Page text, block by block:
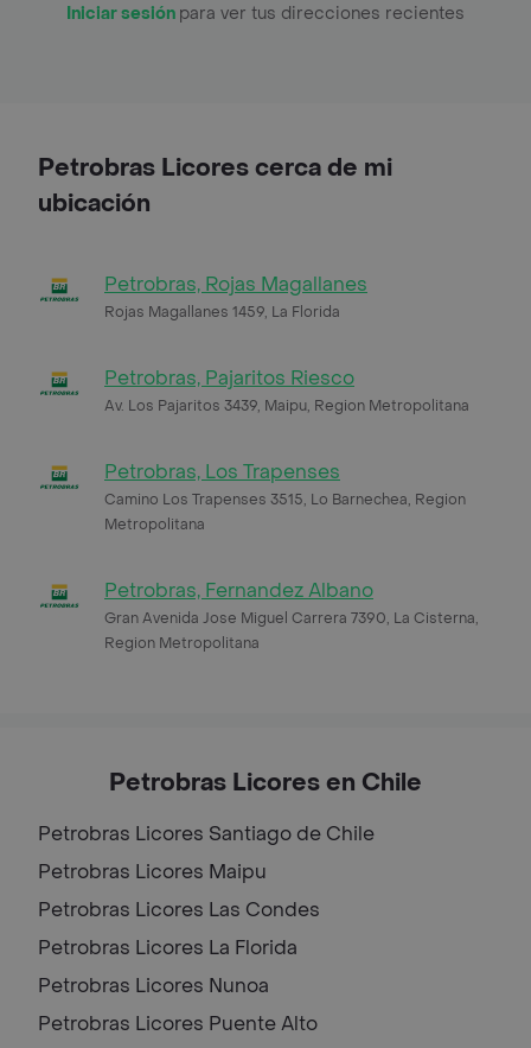
Iniciar sesión para ver tus direcciones recientes
Petrobras Licores cerca de mi
ubicación
Petrobras, Rojas Magallanes
Rojas Magallanes 1459, La Florida
Petrobras, Pajaritos Riesco
Av. Los Pajaritos 3439, Maipu, Region Metropolitana
Petrobras, Los Trapenses
Camino Los Trapenses 3515, Lo Barnechea, Region
Metropolitana
Petrobras, Fernandez Albano
Gran Avenida Jose Miguel Carrera 7390, La Cisterna,
Region Metropolitana
Petrobras Licores en Chile
Petrobras Licores Santiago de Chile
Petrobras Licores Maipu
Petrobras Licores Las Condes
Petrobras Licores La Florida
Petrobras Licores Nunoa
Petrobras Licores Puente Alto